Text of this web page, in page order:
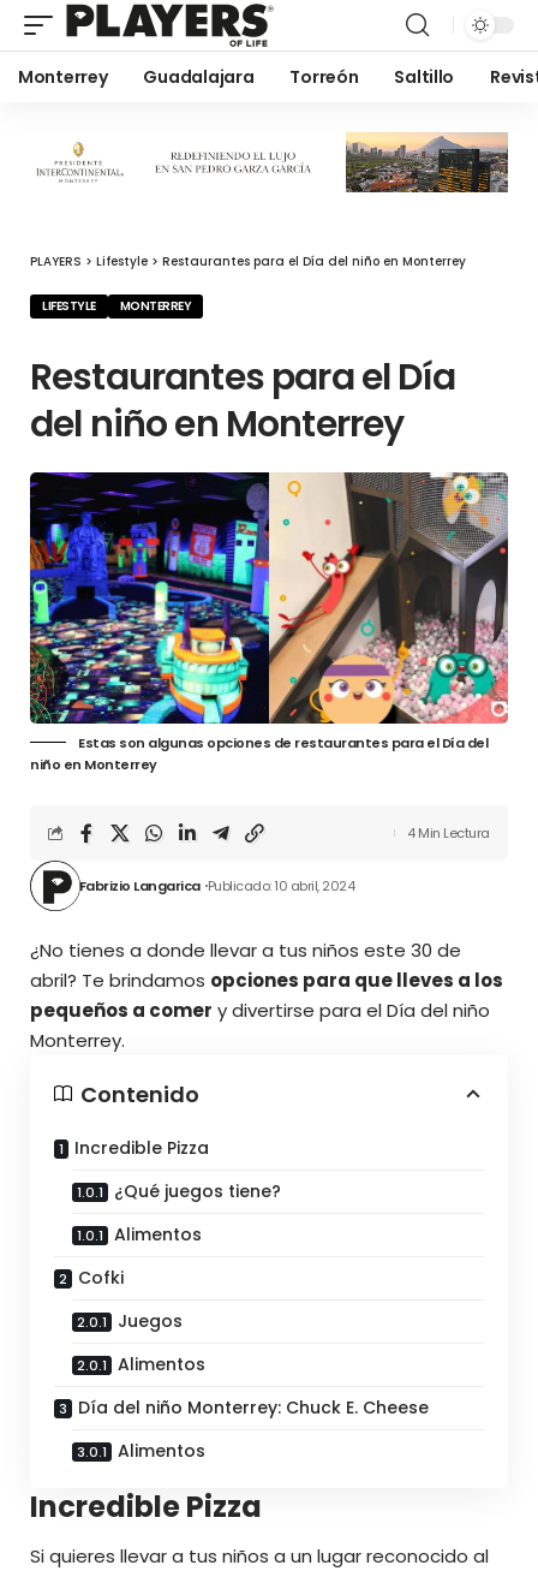
Monterrey Guadalajara Torreón Saltillo
PLAYERS > Lifestyle > Restaurantes para el Día del niño en Monterrey
LIFESTYLE MONTERREY
Restaurantes para el Día
del niño en Monterrey
Estas son algunas opciones de restaurantes para el Día del
niño en Monterrey
Fabrizio Langarica Publicado: 10 abril, 2024
4 Min Lectura
¿No tienes a donde llevar a tus niños este 30 de
abril? Te brindamos opciones para que lleves a los
pequeños a comer y divertirse para el Día del niño
Monterrey.
Contenido
Incredible Pizza
¿Qué juegos tiene?
Alimentos
Cofki
Juegos
Alimentos
Día del niño Monterrey: Chuck E. Cheese
Alimentos
Incredible Pizza
Si quieres llevar a tus niños a un lugar reconocido al